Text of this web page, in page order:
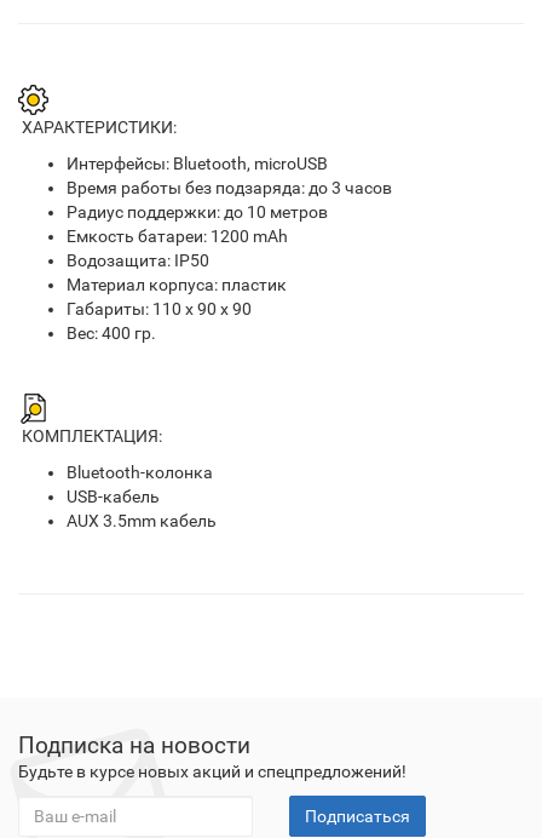
ХАРАКТЕРИСТИКИ:
Интерфейсы: Bluetooth, microUSB
Время работы без подзаряда: до 3 часов
Радиус поддержки: до 10 метров
Емкость батареи: 1200 mAh
Водозащита: IP50
Материал корпуса: пластик
Габариты: 110 x 90 x 90
Вес: 400 гр.
КОМПЛЕКТАЦИЯ:
Bluetooth-колонка
USB-кабель
AUX 3.5mm кабель
Подписка на новости
Будьте в курсе новых акций и спецпредложений!
Подписаться